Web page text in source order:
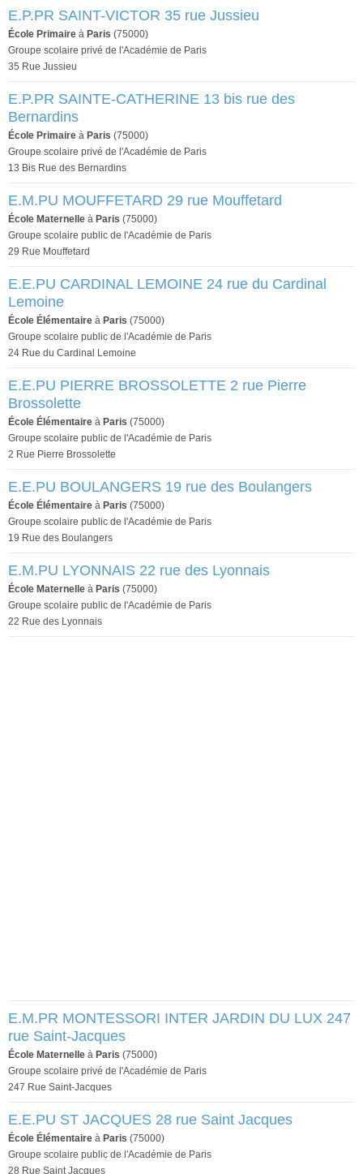
E.P.PR SAINT-VICTOR 35 rue Jussieu
École Primaire à Paris (75000)
Groupe scolaire privé de l'Académie de Paris
35 Rue Jussieu
E.P.PR SAINTE-CATHERINE 13 bis rue des
Bernardins
École Primaire à Paris (75000)
Groupe scolaire privé de l'Académie de Paris
13 Bis Rue des Bernardins
E.M.PU MOUFFETARD 29 rue Mouffetard
École Maternelle à Paris (75000)
Groupe scolaire public de l'Académie de Paris
29 Rue Mouffetard
E.E.PU CARDINAL LEMOINE 24 rue du Cardinal
Lemoine
École Élémentaire à Paris (75000)
Groupe scolaire public de l'Académie de Paris
24 Rue du Cardinal Lemoine
E.E.PU PIERRE BROSSOLETTE 2 rue Pierre
Brossolette
École Élémentaire à Paris (75000)
Groupe scolaire public de l'Académie de Paris
2 Rue Pierre Brossolette
E.E.PU BOULANGERS 19 rue des Boulangers
École Élémentaire à Paris (75000)
Groupe scolaire public de l'Académie de Paris
19 Rue des Boulangers
E.M.PU LYONNAIS 22 rue des Lyonnais
École Maternelle à Paris (75000)
Groupe scolaire public de l'Académie de Paris
22 Rue des Lyonnais
E.M.PR MONTESSORI INTER JARDIN DU LUX 247
rue Saint-Jacques
École Maternelle à Paris (75000)
Groupe scolaire privé de l'Académie de Paris
247 Rue Saint-Jacques
E.E.PU ST JACQUES 28 rue Saint Jacques
École Élémentaire à Paris (75000)
Groupe scolaire public de l'Académie de Paris
28 Rue Saint Jacques